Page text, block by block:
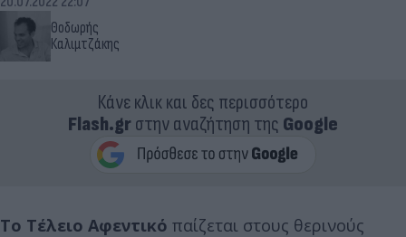
Θοδωρής
Καλιμτζάκης
Κάνε κλικ και δες περισσότερο
Flash.grστην αναζήτηση της Google
Το Τέλειο Αφεντικό παίζεται στους θερινούς